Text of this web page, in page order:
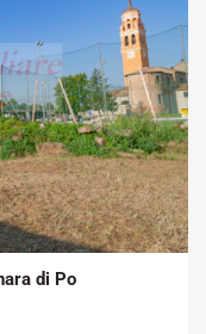
Commerciale:
m2
di Po